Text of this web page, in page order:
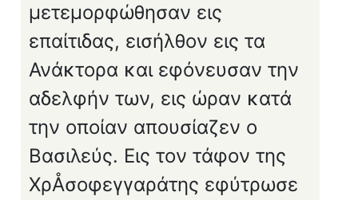
μετεμορφώθησαν εις
επαίτιδας, εισήλθον εις τα
Ανά­κτορα και εφόνευσαν την
αδελφήν των, εις ώραν κατά
την οποίαν απουσίαζεν ο
Βασιλεύς. Εις τον τάφον της
ΧρÅσοφεγγαράτης εφύτρωσε